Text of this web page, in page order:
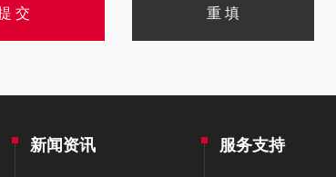
新闻资讯 服务支持